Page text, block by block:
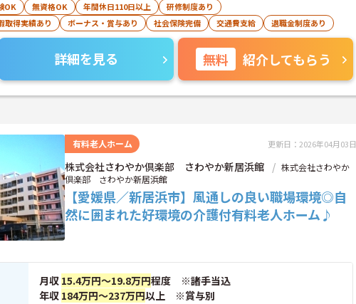
OK 無資格OK 年間休日110日以上
研修制度あり
取得実績あり
ボーナス・賞与あり 社会保険完備 交通費支給 退職金制度あり
詳細を見る 無料 紹介してもらう
有料老人ホーム 更新日：2026年04月03日
株式会社さわやか倶楽部 さわやか新居浜館
株式会社さわやか
倶楽部 さわやか新居浜館
【愛媛県／新居浜市】風通しの良い職場環境◎自
然に囲まれた好環境の介護付有料老人ホーム♪
月収 15.4万円～19.8万円程度 ※諸手当込
年収 184万円～237万円以上 ※賞与別